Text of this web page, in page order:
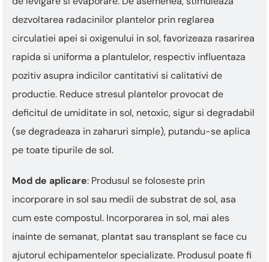
dezvoltarea radacinilor plantelor prin reglarea
circulatiei apei si oxigenului in sol, favorizeaza rasarirea
rapida si uniforma a plantulelor, respectiv influentaza
pozitiv asupra indicilor cantitativi si calitativi de
productie. Reduce stresul plantelor provocat de
deficitul de umiditate in sol, netoxic, sigur si degradabil
(se degradeaza in zaharuri simple), putandu-se aplica
pe toate tipurile de sol.
Mod de aplicare: Produsul se foloseste prin
incorporare in sol sau medii de substrat de sol, asa
cum este compostul. Incorporarea in sol, mai ales
inainte de semanat, plantat sau transplant se face cu
ajutorul echipamentelor specializate. Produsul poate fi